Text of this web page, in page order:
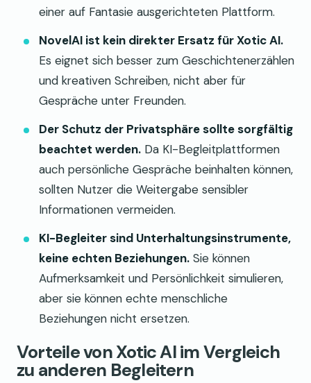
einer auf Fantasie ausgerichteten Plattform.
NovelAI ist kein direkter Ersatz für Xotic AI.
Es eignet sich besser zum Geschichtenerzählen
und kreativen Schreiben, nicht aber für
Gespräche unter Freunden.
Der Schutz der Privatsphäre sollte sorgfältig
beachtet werden. Da KI-Begleitplattformen
auch persönliche Gespräche beinhalten können,
sollten Nutzer die Weitergabe sensibler
Informationen vermeiden.
KI-Begleiter sind Unterhaltungsinstrumente,
keine echten Beziehungen. Sie können
Aufmerksamkeit und Persönlichkeit simulieren,
aber sie können echte menschliche
Beziehungen nicht ersetzen.
Vorteile von Xotic AI im Vergleich
zu anderen Begleitern